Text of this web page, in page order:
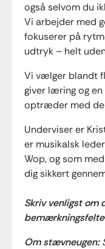
også selvom du
Vi arbejder med
fokuserer på
udtryk – helt
Vi vælger blandt
giver læring og
optræder med de
Underviser er
er musikalsk
Wop, og som
dig sikkert
Skriv venligst om
Om stævneugen: